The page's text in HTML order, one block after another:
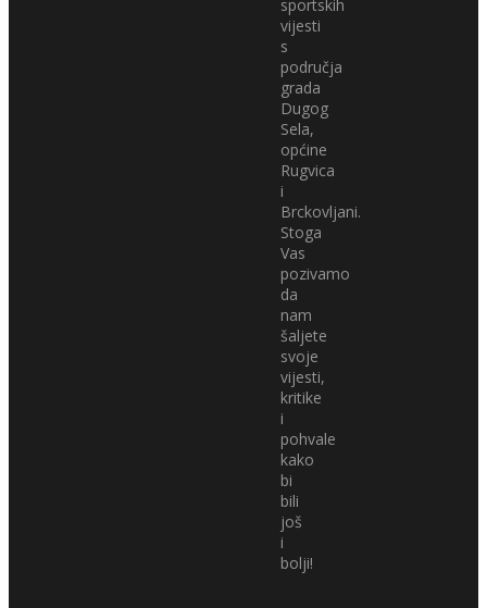
sportskih
vijesti
s
područja
grada
Dugog
Sela,
općine
Rugvica
i
Brckovljani.
Stoga
Vas
pozivamo
da
nam
šaljete
svoje
vijesti,
kritike
i
pohvale
kako
bi
bili
još
i
bolji!